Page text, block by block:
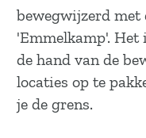
bewegwijzerd met
'Emmelkamp'. Het
de hand van de
locaties op te
je de grens.